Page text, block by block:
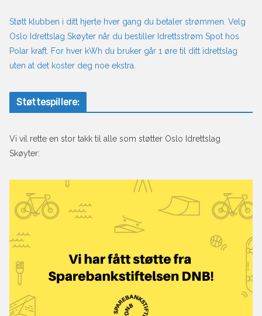
Støtt klubben i ditt hjerte hver gang du betaler strømmen. Velg
Oslo Idrettslag Skøyter når du bestiller Idrettsstrøm Spot hos
Polar kraft. For hver kWh du bruker går 1 øre til ditt idrettslag
uten at det koster deg noe ekstra.
Støttespillere:
Vi vil rette en stor takk til alle som støtter Oslo Idrettslag
Skøyter: